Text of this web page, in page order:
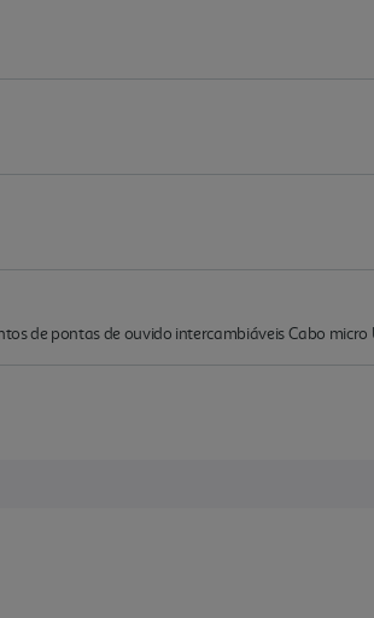
de pontas de ouvido intercambiáveis Cabo micro